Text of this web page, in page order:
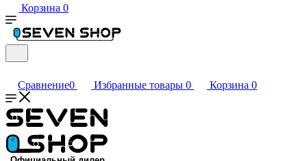
Корзина 0
Сравнение0 Избранные товары 0 Корзина 0